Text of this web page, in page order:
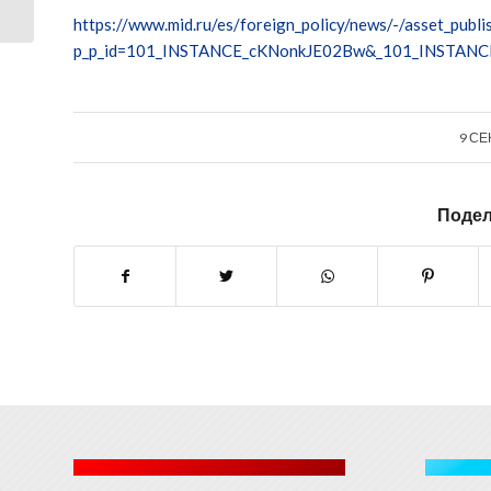
https://www.mid.ru/es/foreign_policy/news/-/
9